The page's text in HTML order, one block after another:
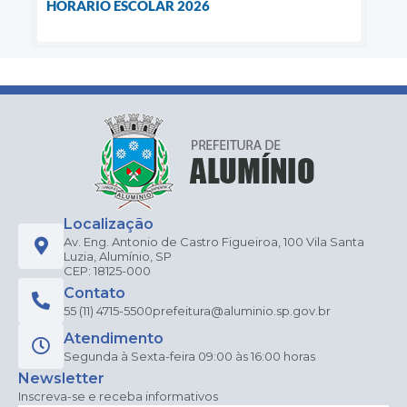
HORÁRIO ESCOLAR 2026
Localização
Av. Eng. Antonio de Castro Figueiroa, 100 Vila Santa
Luzia, Alumínio, SP
CEP: 18125-000
Contato
55 (11) 4715-5500prefeitura@aluminio.sp.gov.br
Atendimento
Segunda à Sexta-feira 09:00 às 16:00 horas
Newsletter
Inscreva-se e receba informativos